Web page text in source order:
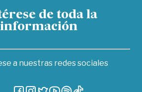
de toda la
información
a nuestras redes sociales